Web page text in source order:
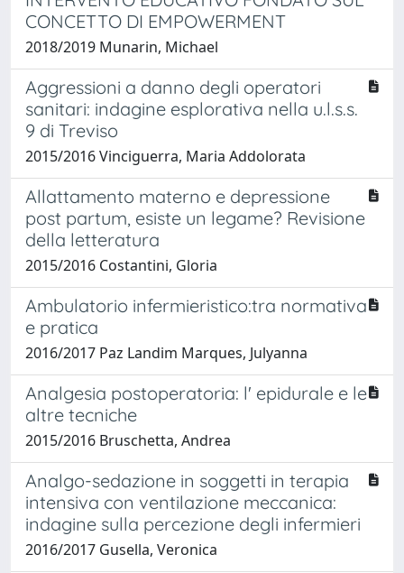
CONCETTO DI EMPOWERMENT
2018/2019 Munarin, Michael
Aggressioni a danno degli operatori
sanitari: indagine esplorativa nella u.l.s.s.
9 di Treviso
2015/2016 Vinciguerra, Maria Addolorata
Allattamento materno e depressione
post partum, esiste un legame? Revisione
della letteratura
2015/2016 Costantini, Gloria
Ambulatorio infermieristico:tra normativa
e pratica
2016/2017 Paz Landim Marques, Julyanna
Analgesia postoperatoria: l' epidurale e le
altre tecniche
2015/2016 Bruschetta, Andrea
Analgo-sedazione in soggetti in terapia
intensiva con ventilazione meccanica:
indagine sulla percezione degli infermieri
2016/2017 Gusella, Veronica